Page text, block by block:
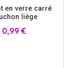
en verre carré
liège
Prix
0,99 €